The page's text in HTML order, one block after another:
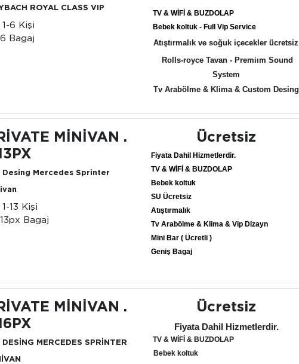
ROYAL CLASS VIP
1-6 Kişi
6 Bagaj
TV & WİFİ & BUZDOLAP
Bebek koltuk - Full Vip Service
Atıştırmalık ve soğuk içecekler ücretsiz
Rolls-royce Tavan - Premiım Sound
System
Tv Arabölme & Klima & Custom Desing
MİNİVAN .
Desing Mercedes Sprinter
1-13 Kişi
13px Bagaj
Ücretsiz
Fiyata Dahil Hizmetlerdir.
TV & WİFİ & BUZDOLAP
Bebek koltuk
SU Ücretsiz
Atıştırmalık
Tv Arabölme & Klima & Vip Dizayn
Mini Bar ( Ücretli )
Geniş Bagaj
MİNİVAN .
DESİNG MERCEDES SPRİNTER
Ücretsiz
Fiyata Dahil Hizmetlerdir.
TV & WİFİ & BUZDOLAP
Bebek koltuk